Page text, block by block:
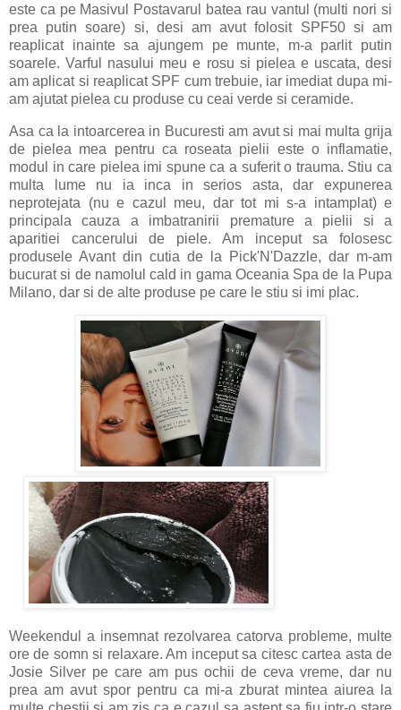
este ca pe Masivul Postavarul batea rau vantul (multi nori si
prea putin soare) si, desi am avut folosit SPF50 si am
reaplicat inainte sa ajungem pe munte, m-a parlit putin
soarele. Varful nasului meu e rosu si pielea e uscata, desi
am aplicat si reaplicat SPF cum trebuie, iar imediat dupa mi-
am ajutat pielea cu produse cu ceai verde si ceramide.
Asa ca la intoarcerea in Bucuresti am avut si mai multa grija
de pielea mea pentru ca roseata pielii este o inflamatie,
modul in care pielea imi spune ca a suferit o trauma. Stiu ca
multa lume nu ia inca in serios asta, dar expunerea
neprotejata (nu e cazul meu, dar tot mi s-a intamplat) e
principala cauza a imbatranirii premature a pielii si a
aparitiei cancerului de piele. Am inceput sa folosesc
produsele Avant din cutia de la Pick'N'Dazzle, dar m-am
bucurat si de namolul cald in gama Oceania Spa de la Pupa
Milano, dar si de alte produse pe care le stiu si imi plac.
Weekendul a insemnat rezolvarea catorva probleme, multe
ore de somn si relaxare. Am inceput sa citesc cartea asta de
Josie Silver pe care am pus ochii de ceva vreme, dar nu
prea am avut spor pentru ca mi-a zburat mintea aiurea la